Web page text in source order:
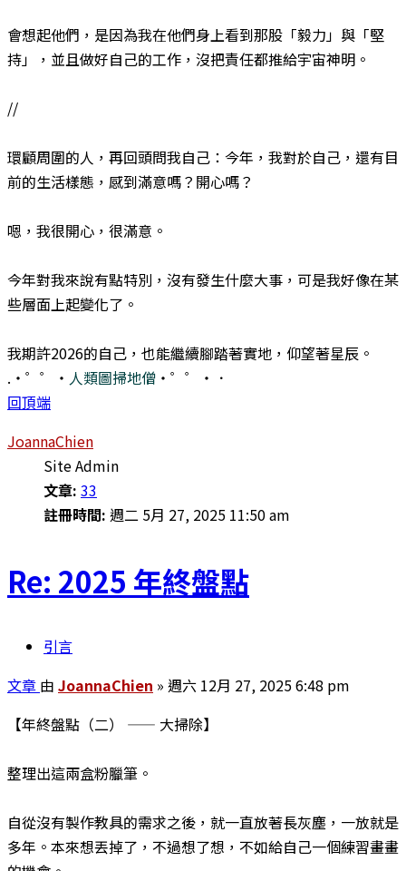
會想起他們，是因為我在他們身上看到那股「毅力」與「堅
持」，並且做好自己的工作，沒把責任都推給宇宙神明。
//
環顧周圍的人，再回頭問我自己：今年，我對於自己，還有目
前的生活樣態，感到滿意嗎？開心嗎？
嗯，我很開心，很滿意。
今年對我來說有點特別，沒有發生什麼大事，可是我好像在某
些層面上起變化了。
我期許2026的自己，也能繼續腳踏著實地，仰望著星辰。
.・゜゜・ 人類圖掃地僧 ・゜゜・．
回頂端
JoannaChien
Site Admin
文章: 33
註冊時間: 週二 5月 27, 2025 11:50 am
Re: 2025 年終盤點
引言
文章 由 JoannaChien » 週六 12月 27, 2025 6:48 pm
【年終盤點（二） —— 大掃除】
整理出這兩盒粉臘筆。
​自從沒有製作教具的需求之後，就一直放著長灰塵，一放就是
多年。本來想丟掉了，不過想了想，不如給自己一個練習畫畫